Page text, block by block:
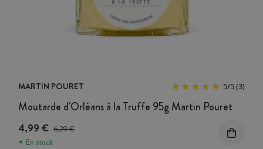
MARTIN POURET 5/5(3)
Moutarde d'Orléans à la Truffe 95g Martin Pouret
4,99 € Prix avant réduction :
6,29 €
En stock